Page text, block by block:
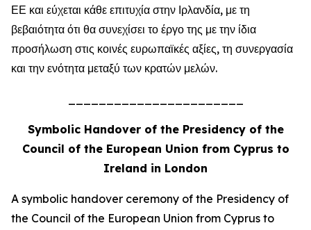
ΕΕ και εύχεται κάθε επιτυχία στην Ιρλανδία, με τη
βεβαιότητα ότι θα συνεχίσει το έργο της με την ίδια
προσήλωση στις κοινές ευρωπαϊκές αξίες, τη συνεργασία
και την ενότητα μεταξύ των κρατών μελών.
Symbolic Handover of the Presidency of the
Council of the European Union from Cyprus to
Ireland in London
A symbolic handover ceremony of the Presidency of
the Council of the European Union from Cyprus to